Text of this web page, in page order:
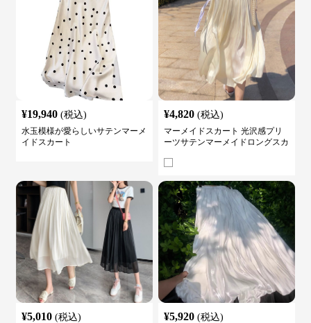
¥19,940 (税込)
水玉模様が愛らしいサテンマーメ
イドスカート
¥4,820 (税込)
マーメイドスカート 光沢感プリ
ーツサテンマーメイドロングスカ
¥5,010 (税込) ¥5,920 (税込)